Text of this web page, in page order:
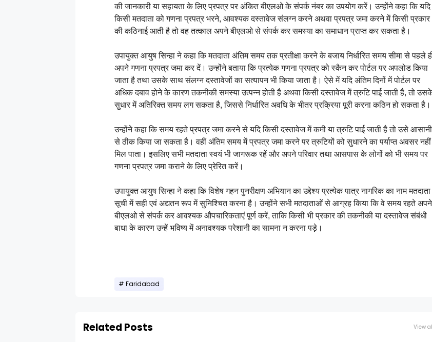
की जानकारी या सहायता के लिए प्रपत्र पर अंकित बीएलओ के संपर्क नंबर का उपयोग करें। उन्होंने कहा कि यदि
किसी मतदाता को गणना प्रपत्र भरने, आवश्यक दस्तावेज संलग्न करने अथवा प्रपत्र जमा करने में किसी प्रकार
की कठिनाई आती है तो वह तत्काल अपने बीएलओ से संपर्क कर समस्या का समाधान प्राप्त कर सकता है।
उपायुक्त आयुष सिन्हा ने कहा कि मतदाता अंतिम समय तक प्रतीक्षा करने के बजाय निर्धारित समय सीमा से पहले
अपने गणना प्रपत्र जमा कर दें। उन्होंने बताया कि प्रत्येक गणना प्रपत्र को स्कैन कर पोर्टल पर अपलोड किया
जाता है तथा उसके साथ संलग्न दस्तावेजों का सत्यापन भी किया जाता है। ऐसे में यदि अंतिम दिनों में पोर्टल पर
अधिक दबाव होने के कारण तकनीकी समस्या उत्पन्न होती है अथवा किसी दस्तावेज में त्रुटि पाई जाती है, तो
सुधार में अतिरिक्त समय लग सकता है, जिससे निर्धारित अवधि के भीतर प्रक्रिया पूरी करना कठिन हो सकता है।
उन्होंने कहा कि समय रहते प्रपत्र जमा करने से यदि किसी दस्तावेज में कमी या त्रुटि पाई जाती है तो उसे आसानी
से ठीक किया जा सकता है। वहीं अंतिम समय में प्रपत्र जमा करने पर त्रुटियों को सुधारने का पर्याप्त अवसर नहीं
मिल पाता। इसलिए सभी मतदाता स्वयं भी जागरूक रहें और अपने परिवार तथा आसपास के लोगों को भी समय पर
गणना प्रपत्र जमा कराने के लिए प्रेरित करें।
उपायुक्त आयुष सिन्हा ने कहा कि विशेष गहन पुनरीक्षण अभियान का उद्देश्य प्रत्येक पात्र नागरिक का नाम मतदाता
सूची में सही एवं अद्यतन रूप में सुनिश्चित करना है। उन्होंने सभी मतदाताओं से आग्रह किया कि वे समय रहते अपने
बीएलओ से संपर्क कर आवश्यक औपचारिकताएं पूर्ण करें, ताकि किसी भी प्रकार की तकनीकी या दस्तावेज संबंधी
बाधा के कारण उन्हें भविष्य में अनावश्यक परेशानी का सामना न करना पड़े।
Faridabad
Related Posts View